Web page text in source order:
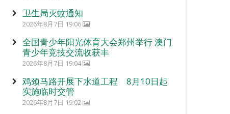
卫生局灭蚊通知
2026年8月7日 19:06
全国青少年阳光体育大会郑州举行 澳门
青少年竞技交流收获丰
2026年8月7日 19:04
鸡颈马路开展下水道工程 8月10日起
实施临时交管
2026年8月7日 19:02